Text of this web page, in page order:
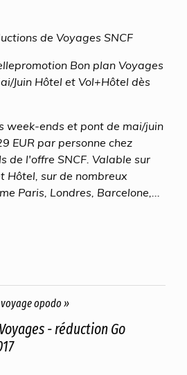
de Voyages SNCF
Bon plan Voyages
Juin Hôtel et Vol+Hôtel dès
week-ends et pont de mai/juin
EUR par personne chez
de l'offre SNCF. Valable sur
Hôtel, sur de nombreux
Paris, Londres, Barcelone,...
opodo »
- réduction Go